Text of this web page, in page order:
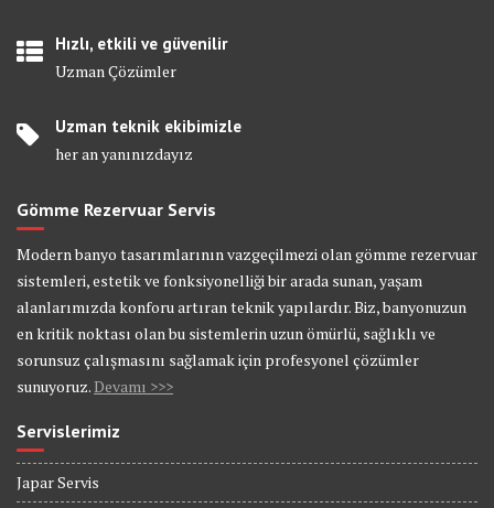
Hızlı, etkili ve güvenilir
Uzman Çözümler
Uzman teknik ekibimizle
her an yanınızdayız
Gömme Rezervuar Servis
Modern banyo tasarımlarının vazgeçilmezi olan gömme rezervuar
sistemleri, estetik ve fonksiyonelliği bir arada sunan, yaşam
alanlarımızda konforu artıran teknik yapılardır. Biz, banyonuzun
en kritik noktası olan bu sistemlerin uzun ömürlü, sağlıklı ve
sorunsuz çalışmasını sağlamak için profesyonel çözümler
sunuyoruz.Devamı >>>
Servislerimiz
Japar Servis